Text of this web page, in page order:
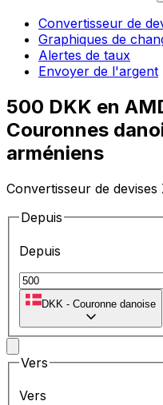
Convertisseur de
Graphiques de
Alertes de taux
Envoyer de l'argent
500 DKK en
Couronnes
arméniens
Convertisseur de devises
Depuis
Depuis
DKK - Couronne danoise
Vers
Vers